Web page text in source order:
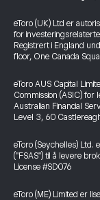
eToro (UK) Ltd er
for
Registrert i England
floor, One Canada
eToro AUS Capital
Commission (ASIC) for
Australian Financial
Level 3, 60
eToro (Seychelles) Ltd.
("FSAS") til å levere
License #SD076
eToro (ME) Limited er